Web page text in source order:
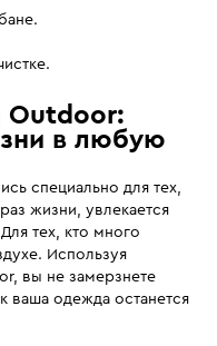
Outdoor:
в любую
специально для тех,
жизни, увлекается
тех, кто много
Используя
вы не замерзнете
ваша одежда останется